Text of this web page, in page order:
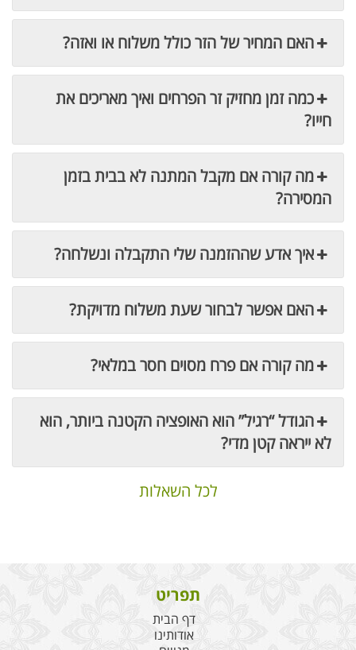
האם המחיר של הזר כולל משלוח או ואזה?
כמה זמן מחזיק זר הפרחים ואיך מאריכים את
חייו?
מה קורה אם מקבל המתנה לא בבית בזמן
המסירה?
איך אדע שההזמנה שלי התקבלה ונשלחה?
האם אפשר לבחור שעת משלוח מדויקת?
מה קורה אם פרח מסוים חסר במלאי?
הגודל “רגיל” הוא האופציה הקטנה ביותר, הוא
לא ייראה קטן מדי?
לכל השאלות
תפריט
דף הבית
אודותינו